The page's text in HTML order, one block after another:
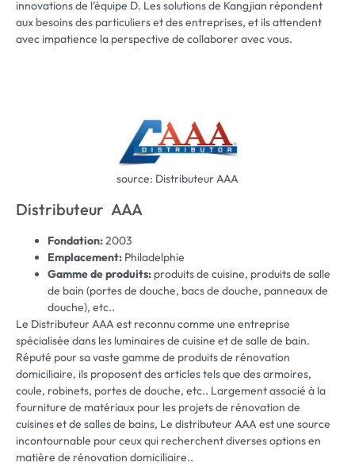
innovations de l’équipe D. Les solutions de Kangjian répondent
aux besoins des particuliers et des entreprises, et ils attendent
avec impatience la perspective de collaborer avec vous.
source: Distributeur AAA
Distributeur AAA
Fondation:2003
Emplacement: Philadelphie
Gamme de produits: produits de cuisine, produits de salle
de bain (portes de douche, bacs de douche, panneaux de
douche), etc..
Le Distributeur AAA est reconnu comme une entreprise
spécialisée dans les luminaires de cuisine et de salle de bain.
Réputé pour sa vaste gamme de produits de rénovation
domiciliaire, ils proposent des articles tels que des armoires,
coule, robinets, portes de douche, etc.. Largement associé à la
fourniture de matériaux pour les projets de rénovation de
cuisines et de salles de bains, Le distributeur AAA est une source
incontournable pour ceux qui recherchent diverses options en
matière de rénovation domiciliaire..